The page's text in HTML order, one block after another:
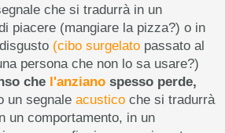
che si tradurrà in un
piacere (mangiare la pizza?) o in
(cibo surgelato passato al
persona che non lo sa usare?)
che l'anziano spesso perde,
un segnale acustico che si tradurrà
un comportamento, in un